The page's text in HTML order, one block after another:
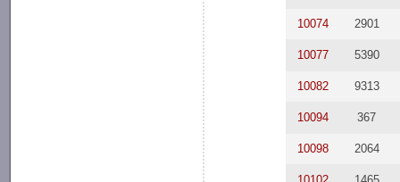
10074 2901
10077 5390
10082 9313
10094 367
10098 2064